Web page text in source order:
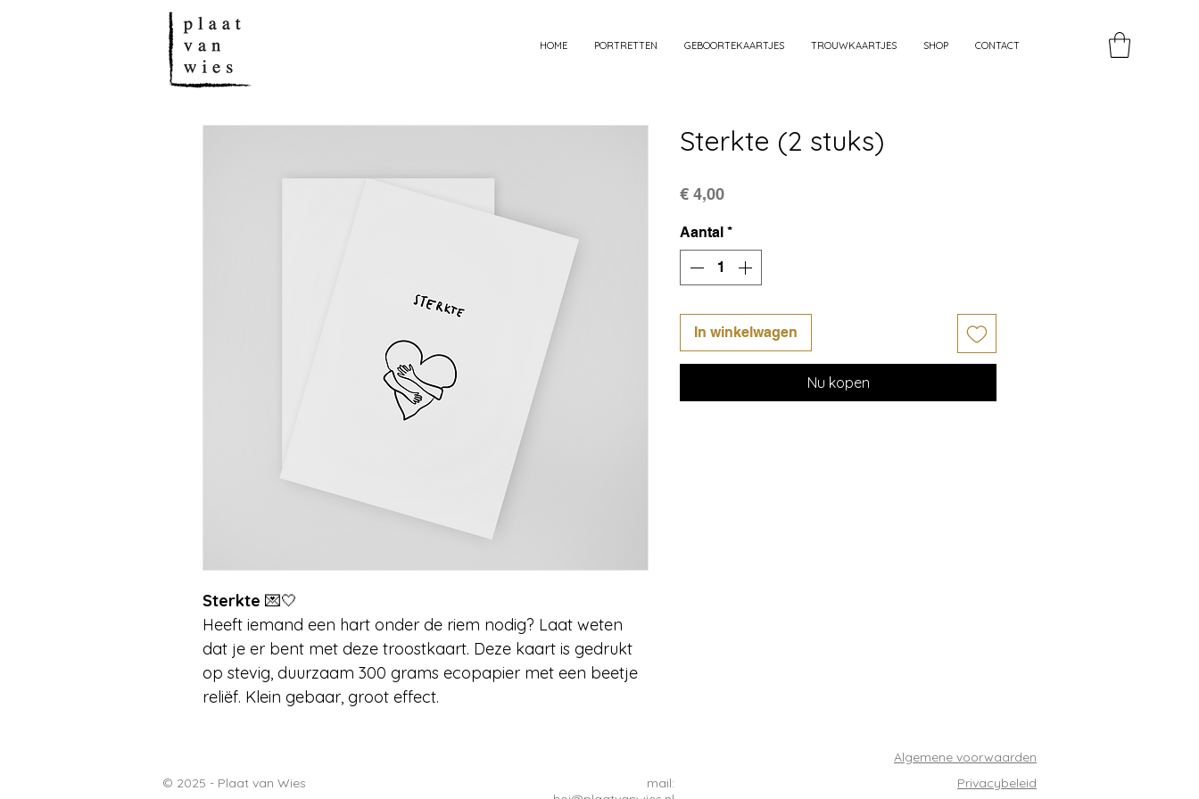
HOME PORTRETTEN GEBOORTEKAARTJES TROUWKAARTJES SHOP CONTACT
Sterkte 💌🤍
Heeft iemand een hart onder de riem nodig? Laat weten
dat je er bent met deze troostkaart. Deze kaart is gedrukt
op stevig, duurzaam 300 grams ecopapier met een beetje
reliëf. Klein gebaar, groot effect.
Sterkte (2 stuks)
€ 4,00Prijs
Aantal *
In winkelwagen
Nu kopen
Algemene voorwaarden
© 2025 - Plaat van Wies
mail:
Privacybeleid